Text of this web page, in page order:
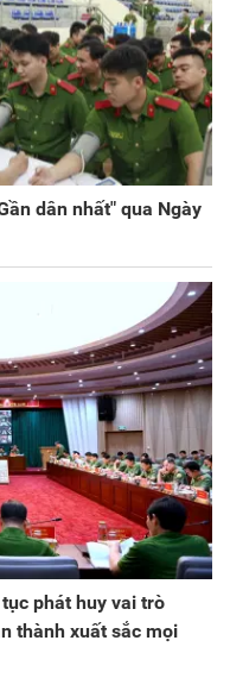
dân nhất" qua Ngày
phát huy vai trò
thành xuất sắc mọi